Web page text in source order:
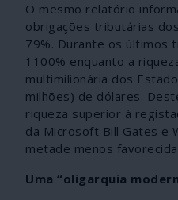
O mesmo relatório
obrigações tributárias
79%. Durante os últimos
1100% enquanto a
multimilionária dos
milhões) de dólares.
riqueza superior à
da Microsoft Bill Gates e
metade menos
Uma “oligarquia